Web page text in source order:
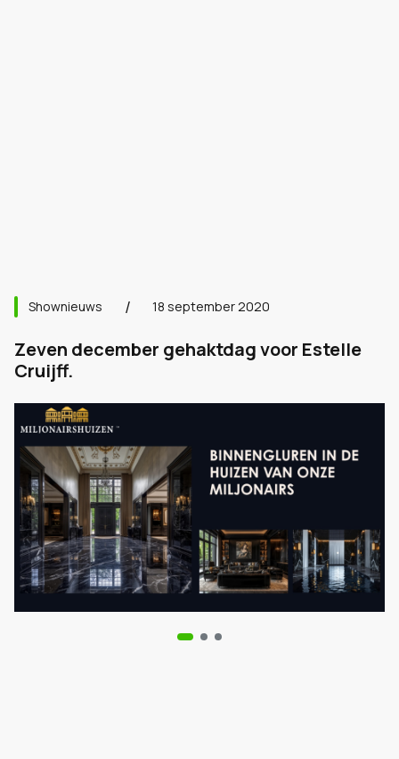
Shownieuws 18 september 2020
Zeven december gehaktdag voor Estelle
Cruijff.